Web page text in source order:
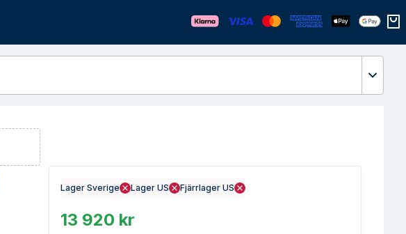
Lager Sverige Lager US Fjärrlager US
13 920 kr